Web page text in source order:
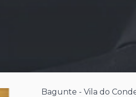
Bagunte - Vila do